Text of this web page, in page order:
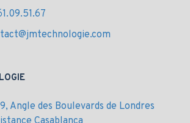
Angle des Boulevards de Londres